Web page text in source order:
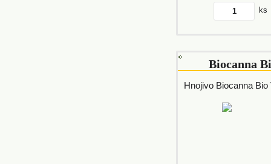
ks
Biocanna
Hnojivo Biocanna Bio